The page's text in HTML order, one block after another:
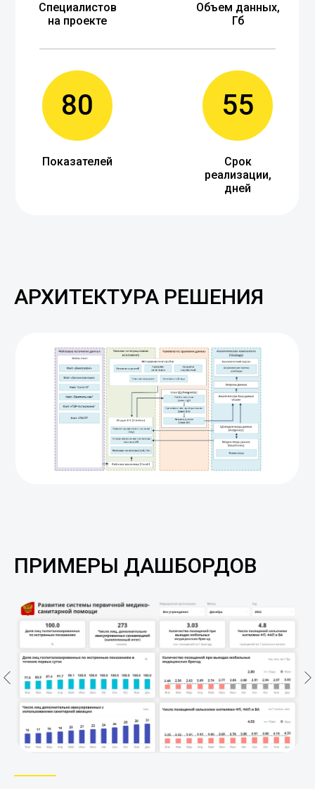
Показателей
Объем данных,
Гб
Специалистов
на проекте
80
Срок
реализации,
дней
55
АРХИТЕКТУРА РЕШЕНИЯ
ПРИМЕРЫ ДАШБОРДОВ